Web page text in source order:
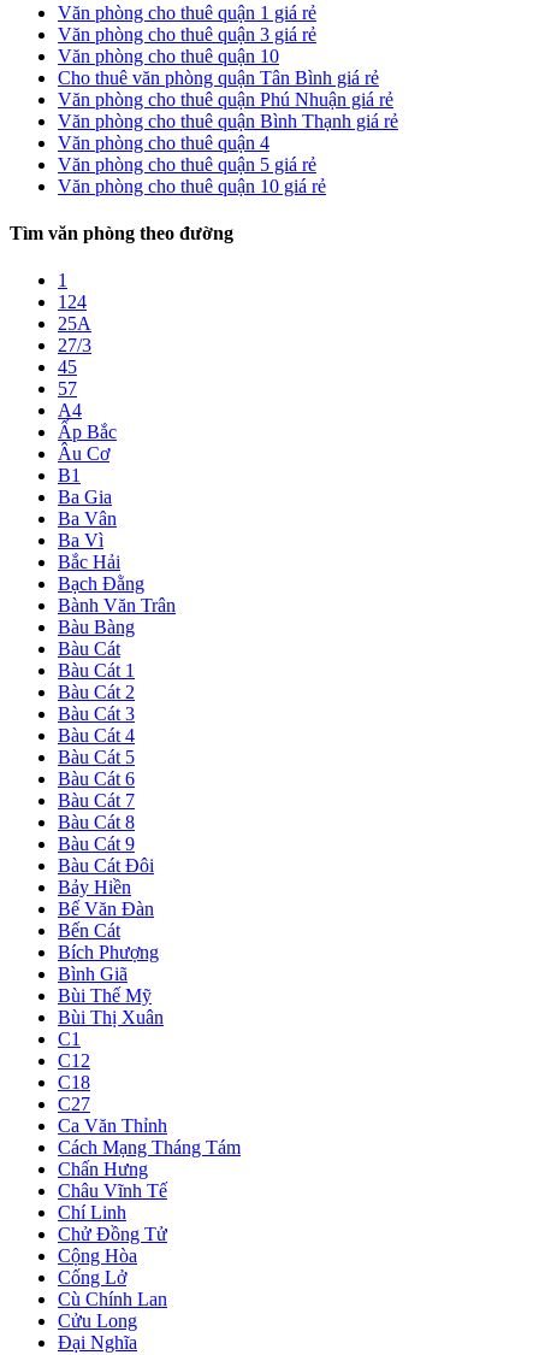
Văn phòng cho thuê quận 1 giá rẻ
Văn phòng cho thuê quận 3 giá rẻ
Văn phòng cho thuê quận 10
Cho thuê văn phòng quận Tân Bình giá rẻ
Văn phòng cho thuê quận Phú Nhuận giá rẻ
Văn phòng cho thuê quận Bình Thạnh giá rẻ
Văn phòng cho thuê quận 4
Văn phòng cho thuê quận 5 giá rẻ
Văn phòng cho thuê quận 10 giá rẻ
Tìm văn phòng theo đường
1
124
25A
27/3
45
57
A4
Ấp Bắc
Âu Cơ
B1
Ba Gia
Ba Vân
Ba Vì
Bắc Hải
Bạch Đằng
Bành Văn Trân
Bàu Bàng
Bàu Cát
Bàu Cát 1
Bàu Cát 2
Bàu Cát 3
Bàu Cát 4
Bàu Cát 5
Bàu Cát 6
Bàu Cát 7
Bàu Cát 8
Bàu Cát 9
Bàu Cát Đôi
Bảy Hiền
Bế Văn Đàn
Bến Cát
Bích Phượng
Bình Giã
Bùi Thế Mỹ
Bùi Thị Xuân
C1
C12
C18
C27
Ca Văn Thỉnh
Cách Mạng Tháng Tám
Chấn Hưng
Châu Vĩnh Tế
Chí Linh
Chử Đồng Tử
Cộng Hòa
Cống Lở
Cù Chính Lan
Cửu Long
Đại Nghĩa